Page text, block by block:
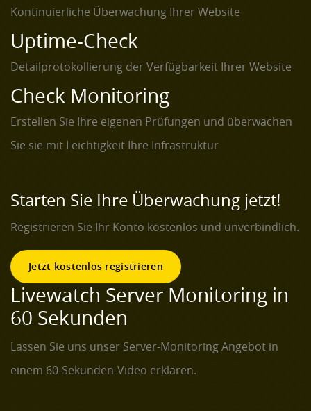
Kontinuierliche Überwachung Ihrer Website
Uptime-Check
Detailprotokollierung der Verfügbarkeit Ihrer Website
Check Monitoring
Erstellen Sie Ihre eigenen Prüfungen und überwachen
Sie sie mit Leichtigkeit Ihre Infrastruktur
Starten Sie Ihre Überwachung jetzt!
Registrieren Sie Ihr Konto kostenlos und unverbindlich.
Jetzt kostenlos registrieren
Livewatch Server Monitoring in
60 Sekunden
Lassen Sie uns unser Server-Monitoring Angebot in
einem 60-Sekunden-Video erklären.